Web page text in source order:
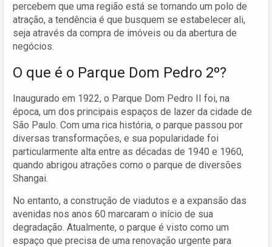
percebem que uma região está se tornando um polo de
atração, a tendência é que busquem se estabelecer ali,
seja através da compra de imóveis ou da abertura de
negócios.
O que é o Parque Dom Pedro 2º?
Inaugurado em 1922, o Parque Dom Pedro II foi, na
época, um dos principais espaços de lazer da cidade de
São Paulo. Com uma rica história, o parque passou por
diversas transformações, e sua popularidade foi
particularmente alta entre as décadas de 1940 e 1960,
quando abrigou atrações como o parque de diversões
Shangai.
No entanto, a construção de viadutos e a expansão das
avenidas nos anos 60 marcaram o início de sua
degradação. Atualmente, o parque é visto como um
espaço que precisa de uma renovação urgente para